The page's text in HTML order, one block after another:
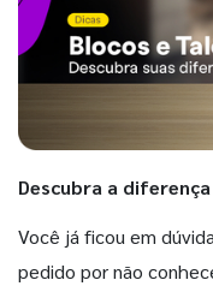
Descubra a
Você já ficou em
pedido por não